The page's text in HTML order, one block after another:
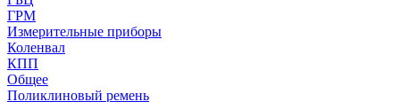
ГРМ
Измерительные приборы
Коленвал
КПП
Общее
Поликлиновый ремень